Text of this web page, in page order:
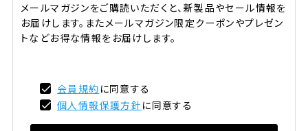
メールマガジンをご購読いただくと、新製品やセール情報を
お届けします。またメールマガジン限定クーポンやプレゼン
トなどお得な情報をお届けします。
会員規約 に同意する
個人情報保護方針 に同意する